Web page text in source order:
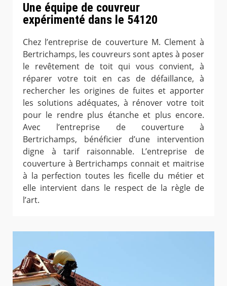
Une équipe de couvreur
expérimenté dans le 54120
Chez l’entreprise de couverture M. Clement à
Bertrichamps, les couvreurs sont aptes à poser
le revêtement de toit qui vous convient, à
réparer votre toit en cas de défaillance, à
rechercher les origines de fuites et apporter
les solutions adéquates, à rénover votre toit
pour le rendre plus étanche et plus encore.
Avec l’entreprise de couverture à
Bertrichamps, bénéficier d’une intervention
digne à tarif raisonnable. L’entreprise de
couverture à Bertrichamps connait et maitrise
à la perfection toutes les ficelle du métier et
elle intervient dans le respect de la règle de
l’art.